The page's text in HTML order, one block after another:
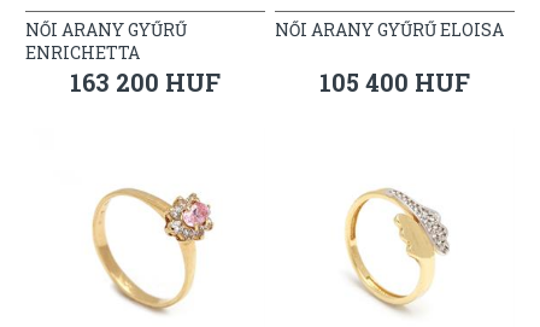
NŐI ARANY GYŰRŰ
ENRICHETTA
163 200 HUF
NŐI ARANY GYŰRŰ ELOISA
105 400 HUF